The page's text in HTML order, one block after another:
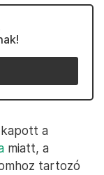
kapott a
miatt, a
tartozó